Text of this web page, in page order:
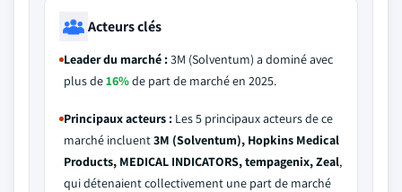
Acteurs clés
Leader du marché :3M (Solventum) a dominé avec
plus de16%de part de marché en 2025.
Principaux acteurs : Les 5 principaux acteurs de ce
marché incluent3M (Solventum), Hopkins Medical
Products, MEDICAL INDICATORS, tempagenix, Zeal,
qui détenaient collectivement une part de marché